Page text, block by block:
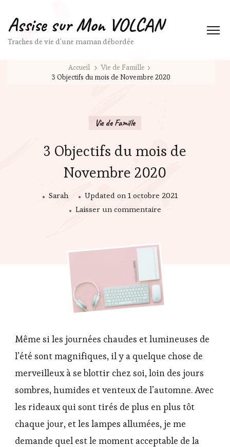
Assise sur Mon VOLCAN
Traches de vie d'une maman débordée
Accueil
Vie de Famille
3 Objectifs du mois de Novembre 2020
Vie de Famille
3 Objectifs du mois de
Novembre 2020
Sarah Updated on1 octobre 2021
Laisser un commentairesur
mois
de
Novembre
2020
Même si les journées chaudes et lumineuses de
l’été sont magnifiques, il y a quelque chose de
merveilleux à se blottir chez soi, loin des jours
sombres, humides et venteux de l’automne. Avec
les rideaux qui sont tirés de plus en plus tôt
chaque jour, et les lampes allumées, je me
demande quel est le moment acceptable de la